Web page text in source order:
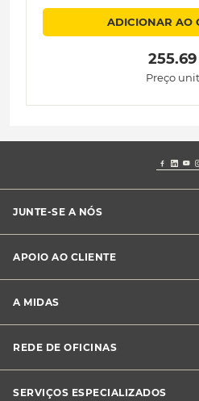
ADICIONAR AO
Preço
JUNTE-SE A NÓS
Franchising Midas
APOIO AO CLIENTE
Livro de Reclamações
Canal de Denúncias
Perguntas Frequentes
A MIDAS
Sustentabilidade
Notícias Midas
REDE DE OFICINAS
SERVIÇOS ESPECIALIZADOS